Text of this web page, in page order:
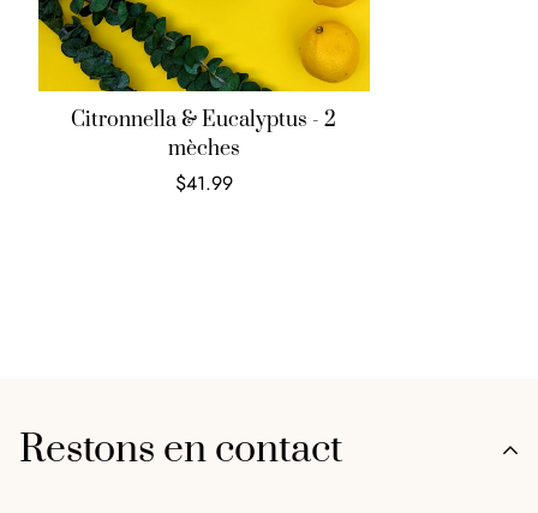
Citronnella & Eucalyptus - 2
mèches
$41.99
Restons en contact